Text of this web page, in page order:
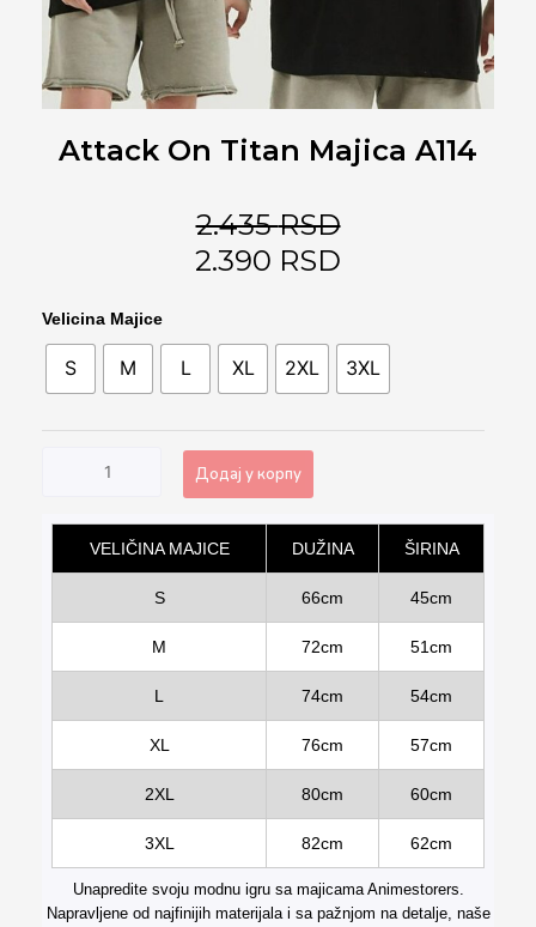
Attack On Titan Majica A114
2.435RSD
2.390 RSD
Velicina Majice
S M L XL 2XL 3XL
Attack
on
Titan
Majica
Додај у корпу
Alternative:
VELIČINA MAJICE
DUŽINA ŠIRINA
S 66cm 45cm
M 72cm 51cm
L 74cm 54cm
XL 76cm 57cm
2XL 80cm 60cm
3XL 82cm 62cm
Unapredite svoju modnu igru sa majicama Animestorers.
Napravljene od najfinijih materijala i sa pažnjom na detalje, naše